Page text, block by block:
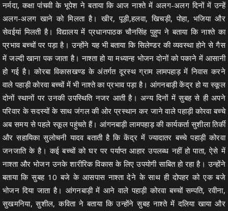
नर्मदा, कक्षा पांचवी के भूपेश ने बताया कि आज नाश्ते में अलग-अलग दिनों में उन्हें
अलग-अलग खाने को मिलता है। खीर, पूड़ी,हलवा, खिचड़ी, पोहा, भजिया और
सेवईयां मिलती है। विद्यालय में प्रधानपाठक चौनसिंह पुहुप ने बताया कि नाश्ते का
प्रभाव बच्चों पर पड़ा है। उन्होंने यह भी बताया कि सिलेण्डर की व्यवस्था होने से गैस
में जल्दी खाना पक जाता है। नाश्ता हो या मध्यान्ह भोजन दोनों को पकाने में आसानी
हो गई है। कोरबा विकासखण्ड के अंतर्गत दूरस्थ ग्राम लामपहाड़ में निवास करने
वाले पहाड़ी कोरवा बच्चों में भी नाश्ते का प्रभाव पड़ा है। आंगनबाड़ी केंद्र हो या स्कूल
दोनों स्थानों पर उनकी उपस्थिति नजर आती है। अन्य दिनों में सुबह से ही अपने
परिवार के सदस्यों के साथ जंगल की ओर प्रस्थान कर जाने वाले पहाड़ी कोरवा बच्चे
अब समय से पहले स्कूल पहुंचते हैं। आंगनबाड़ी लामपहाड़ की कार्यकर्ता सुशीला तिर्की
और सहायिका सुलोचनी यादव बताती है कि केंद्र में ज्यादातर बच्चे पहाड़ी कोरवा
जनजाति के है। कई बच्चों को घर पर पर्याप्त आहार उपलब्ध नहीं हो पाता, ऐसे में
नाश्ता और भोजन उनके शारीरिक विकास के लिए उपयोगी साबित हो रहा है। उन्होंने
बताया कि सुबह 10 बजे के आसपास नाश्ता देने के साथ ही दोपहर को एक बजे
भोजन दिया जाता है। आंगनबाड़ी में आने वाले पहाड़ी कोरवा बच्चों सम्पति, रवीना,
सुखमनिया, सुशील, कविता ने बताया कि उन्होंने सुबह नाश्ते में दलिया खाया और